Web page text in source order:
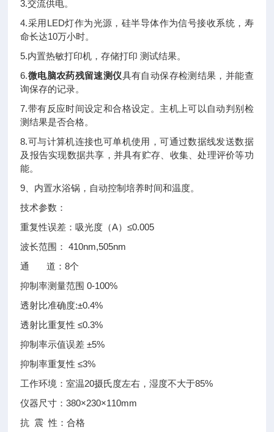
3.交流供电。
4.采用LED灯作为光源，硅半导体作为信号接收系统，寿
命长达10万小时。
5.内置热敏打印机，存储打印 测试结果。
6.微电脑农药残留速测仪具有自动保存检测结果，并能查
询保存的记录。
7.带有反应时间设定和合格设定。主机上可以自动判别检
测结果是否合格。
8.可与计算机连接也可单机使用，可通过数据线发送数据
及报告实现数据共享，并具有贮存、收集、处理评价等功
能。
9、内置水浴锅，自动控制培养时间和温度。
技术参数：
重复性误差：吸光度（A）≤0.005
波长范围： 410nm,505nm
通 道：8个
抑制率测量范围 0-100%
透射比准确度:±0.4%
透射比重复性 ≤0.3%
抑制率示值误差 ±5%
抑制率重复性 ≤3%
工作环境：室温20摄氏度左右，湿度不大于85%
仪器尺寸：380×230×110mm
抗 震 性：合格